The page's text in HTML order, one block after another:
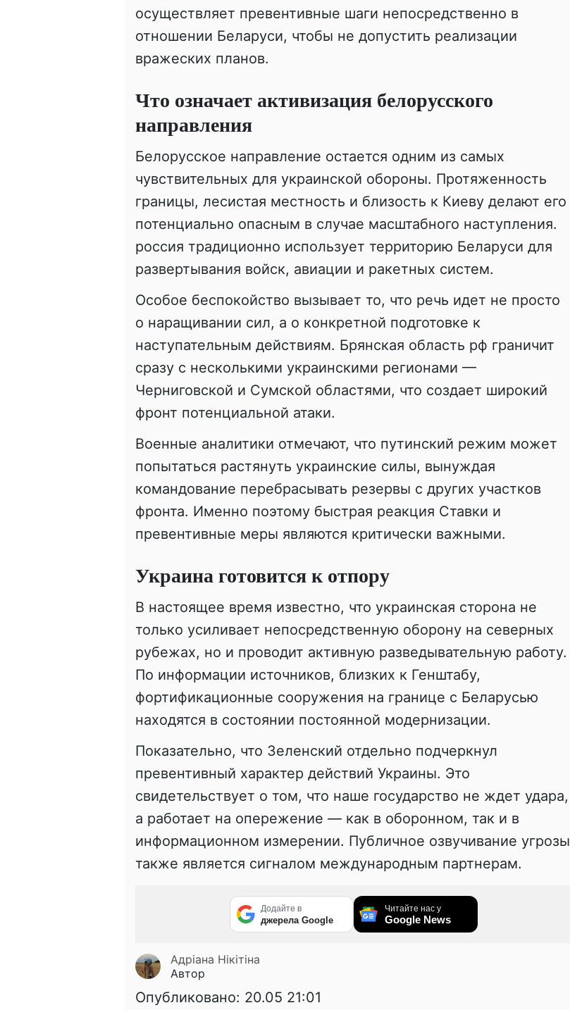
осуществляет превентивные шаги непосредственно в
отношении Беларуси, чтобы не допустить реализации
вражеских планов.
Что означает активизация белорусского
направления
Белорусское направление остается одним из самых
чувствительных для украинской обороны. Протяженность
границы, лесистая местность и близость к Киеву делают его
потенциально опасным в случае масштабного наступления.
россия традиционно использует территорию Беларуси для
развертывания войск, авиации и ракетных систем.
Особое беспокойство вызывает то, что речь идет не просто
о наращивании сил, а о конкретной подготовке к
наступательным действиям. Брянская область рф граничит
сразу с несколькими украинскими регионами —
Черниговской и Сумской областями, что создает широкий
фронт потенциальной атаки.
Военные аналитики отмечают, что путинский режим может
попытаться растянуть украинские силы, вынуждая
командование перебрасывать резервы с других участков
фронта. Именно поэтому быстрая реакция Ставки и
превентивные меры являются критически важными.
Украина готовится к отпору
В настоящее время известно, что украинская сторона не
только усиливает непосредственную оборону на северных
рубежах, но и проводит активную разведывательную работу.
По информации источников, близких к Генштабу,
фортификационные сооружения на границе с Беларусью
находятся в состоянии постоянной модернизации.
Показательно, что Зеленский отдельно подчеркнул
превентивный характер действий Украины. Это
свидетельствует о том, что наше государство не ждет удара,
а работает на опережение — как в оборонном, так и в
информационном измерении. Публичное озвучивание угрозы
также является сигналом международным партнерам.
Додайте в
джерела Google
Читайте нас у
Google News
Адріана Нікітіна
Автор
Опубликовано: 20.05 21:01